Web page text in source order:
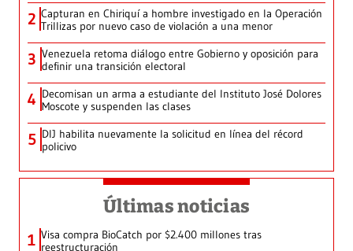
2 Capturan en Chiriquí a hombre investigado en la Operación
Trillizas por nuevo caso de violación a una menor
3 Venezuela retoma diálogo entre Gobierno y oposición para
definir una transición electoral
4 Decomisan un arma a estudiante del Instituto José Dolores
Moscote y suspenden las clases
5 DIJ habilita nuevamente la solicitud en línea del récord
policivo
Últimas noticias
1 Visa compra BioCatch por $2.400 millones tras
reestructuración